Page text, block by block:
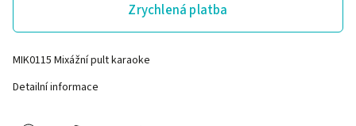
Zrychlená platba
MIK0115 Mixážní pult karaoke
Detailní informace